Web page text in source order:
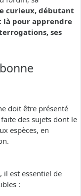
curieux, débutant
là pour apprendre
ses
doit être présenté
des sujets dont le
espèces, en
il est essentiel de
: